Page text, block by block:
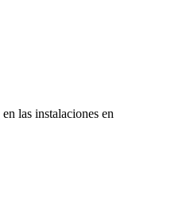
en las instalaciones en